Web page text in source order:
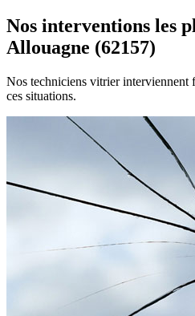
Nos interventions les
Allouagne (62157)
Nos techniciens vitrier interviennent
ces situations.